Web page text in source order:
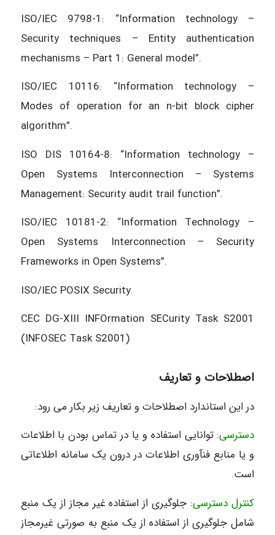
ISO/IEC 9798-1: “Information technology –
Security techniques – Entity authentication
mechanisms – Part 1: General model”.
ISO/IEC 10116: “Information technology –
Modes of operation for an n-bit block cipher
algorithm”.
ISO DIS 10164-8: “Information technology –
Open Systems Interconnection – Systems
Management: Security audit trail function”.
ISO/IEC 10181-2: “Information Technology –
Open Systems Interconnection – Security
Frameworks in Open Systems”.
ISO/IEC POSIX Security.
CEC DG-XIII INFOrmation SECurity Task S2001
(INFOSEC Task S2001)
اصطلاحات و تعاریف
در این استاندارد اصطلاحات و تعاریف زیر بکار می رود:
دسترسی: توانایی استفاده و یا در تماس بودن با اطلاعات
و یا منابع فنآوری اطلاعات در درون یک سامانه اطلاعاتی
است.
کنترل دسترسی: جلوگیری از استفاده غیر مجاز از یک منبع
شامل جلوگیری از استفاده از یک منبع به صورتی غیرمجاز